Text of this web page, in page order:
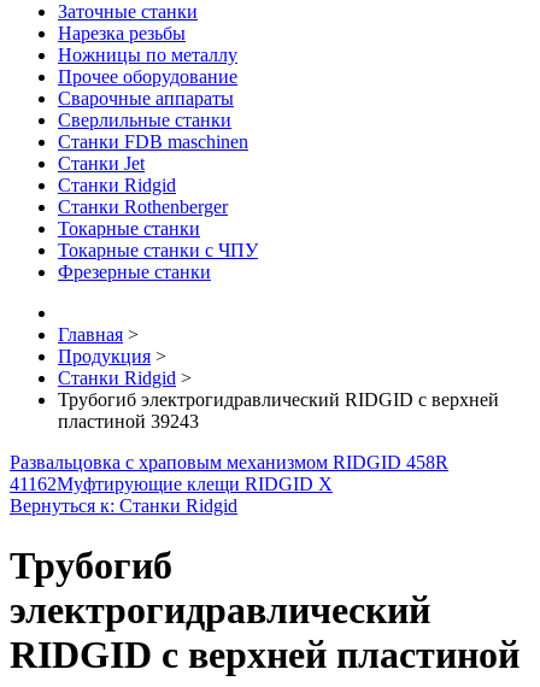
Заточные станки
Нарезка резьбы
Ножницы по металлу
Прочее оборудование
Сварочные аппараты
Сверлильные станки
Станки FDB maschinen
Станки Jet
Станки Ridgid
Станки Rothenberger
Токарные станки
Токарные станки с ЧПУ
Фрезерные станки
Главная >
Продукция >
Станки Ridgid >
Трубогиб электрогидравлический RIDGID с верхней
пластиной 39243
Развальцовка с храповым механизмом RIDGID 458R
41162Муфтирующие клещи RIDGID X
Вернуться к: Станки Ridgid
Трубогиб
электрогидравлический
RIDGID с верхней пластиной